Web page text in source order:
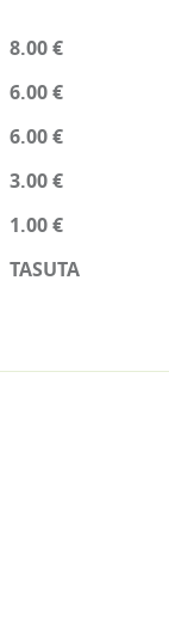
8.00 €
6.00 €
6.00 €
3.00 €
1.00 €
TASUTA